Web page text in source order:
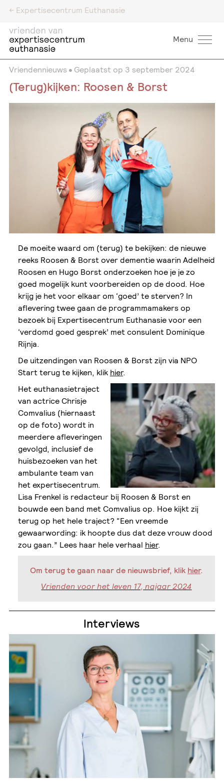
<- Expertisecentrum Euthanasie
Menu
Vriendennieuws Geplaatst op 3 september 2024
(Terug)kijken: Roosen & Borst
De moeite waard om (terug) te bekijken: de nieuwe
reeks Roosen & Borst over dementie waarin Adelheid
Roosen en Hugo Borst onderzoeken hoe je je zo
goed mogelijk kunt voorbereiden op de dood. Hoe
krijg je het voor elkaar om ‘goed’ te sterven? In
aflevering twee gaan de programmamakers op
bezoek bij Expertisecentrum Euthanasie voor een
‘verdomd goed gesprek’ met consulent Dominique
Rijnja.
De uitzendingen van Roosen & Borst zijn via NPO
Start terug te kijken, klik hier.
Het euthanasietraject
van actrice Chrisje
Comvalius (hiernaast
op de foto) wordt in
meerdere afleveringen
gevolgd, inclusief de
huisbezoeken van het
ambulante team van
het expertisecentrum.
Lisa Frenkel is redacteur bij Roosen & Borst en
bouwde een band met Comvalius op. Hoe kijkt zij
terug op het hele traject? “Een vreemde
gewaarwording: ik hoopte dus dat deze vrouw dood
zou gaan.” Lees haar hele verhaal hier.
Om terug te gaan naar de nieuwsbrief, klik hier.
Vrienden voor het leven 17, najaar 2024
Interviews